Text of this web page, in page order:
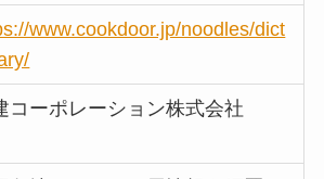
www.cookdoor.jp/noodles/dict
コーポレーション株式会社